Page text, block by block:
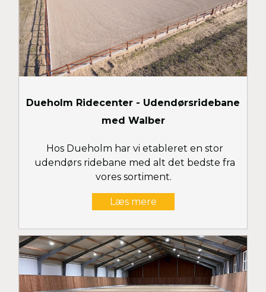
Dueholm Ridecenter - Udendørsridebane
med Walber
Hos Dueholm har vi etableret en stor
udendørs ridebane med alt det bedste fra
vores sortiment.
Læs mere